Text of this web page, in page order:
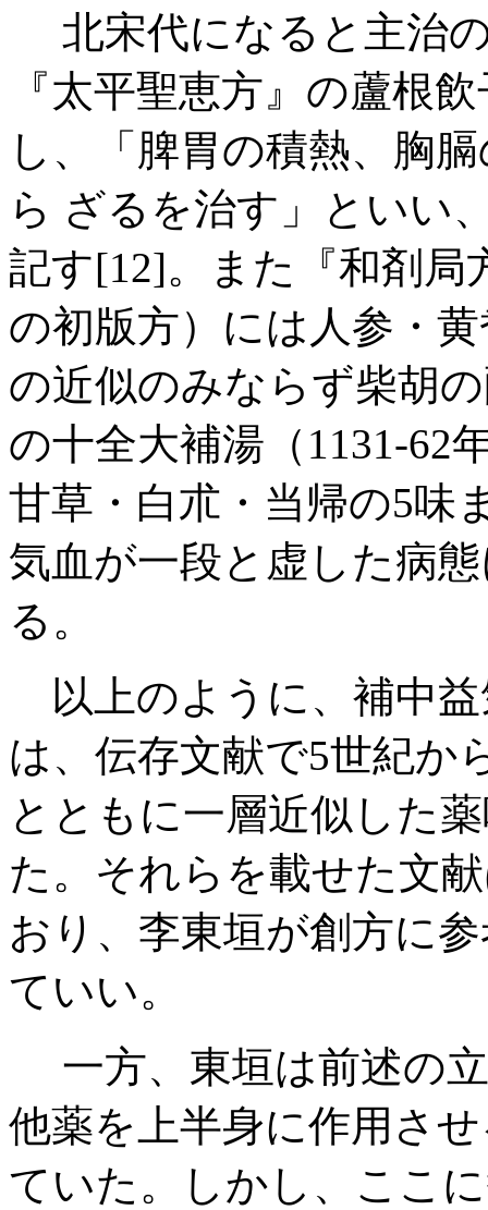
北宋代になると主治
『太平聖恵方』の蘆根
し、「脾胃の積熱、胸
ら ざるを治す」といい
記す[12]。また『和剤局
の初版方）には人参・
の近似のみならず柴胡
の十全大補湯（1131-62
甘草・白朮・当帰の5味
気血が一段と虚した病
る。
以上のように、補中益
は、伝存文献で5世紀か
とともに一層近似した
た。それらを載せた文
おり、李東垣が創方に
ていい。
一方、東垣は前述の
他薬を上半身に作用さ
ていた。しかし、ここ